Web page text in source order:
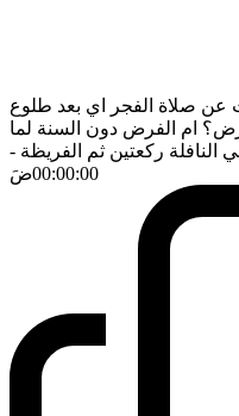
عن صلاة الفجر اي بعد طلوع
ام الفرض دون السنة لما
النافلة ركعتين ثم الفريظة -
00:00:00ضَ